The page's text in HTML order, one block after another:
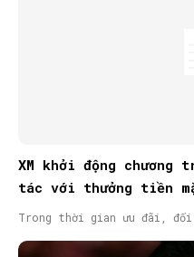
XM khởi động
tác với thưởng tiền
Trong thời gian ưu đãi,